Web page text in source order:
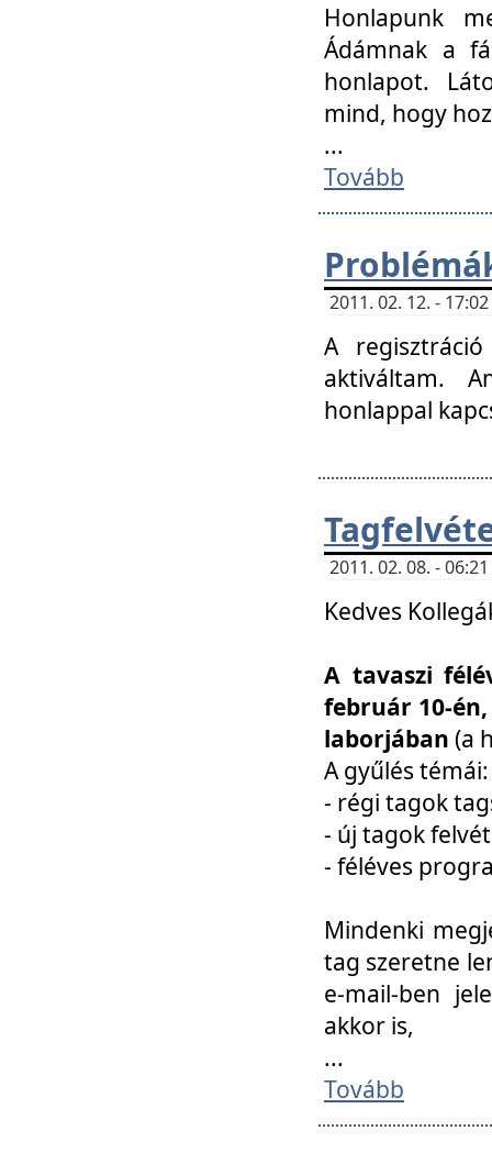
Honlapunk
Ádámnak a
honlapot.
mind, hogy
...
Tovább
2011. 02. 12. -
A
aktiváltam.
honlappal
2011. 02. 08. -
Kedves
A tavaszi
február 10-
laborjában (a
A gyűlés témái:
- régi tagok
- új tagok
- féléves
Mindenki
tag szeretne
e-mail-ben
akkor is,
...
Tovább